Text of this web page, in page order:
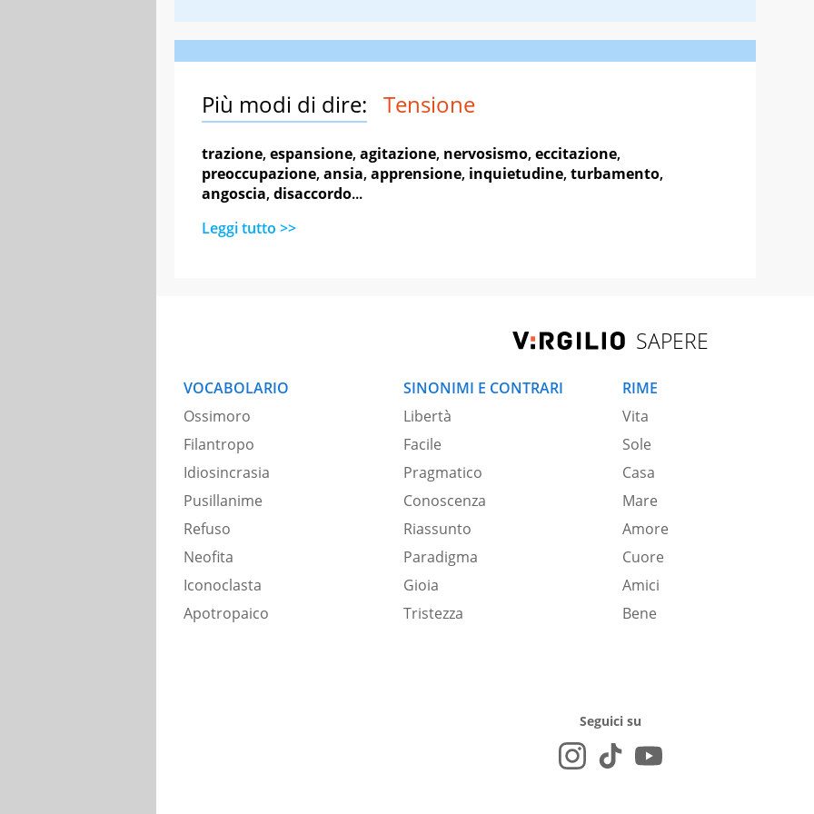
Più modi di dire: Tensione
trazione,espansione,agitazione, nervosismo,eccitazione,
preoccupazione,ansia,apprensione, inquietudine,turbamento,
angoscia,disaccordo...
Leggi tutto >>
SAPERE
VOCABOLARIO
Ossimoro
Filantropo
Idiosincrasia
Pusillanime
Refuso
Neofita
Iconoclasta
Apotropaico
SINONIMI E CONTRARI
Libertà
Facile
Pragmatico
Conoscenza
Riassunto
Paradigma
Gioia
Tristezza
RIME
Vita
Sole
Casa
Mare
Amore
Cuore
Amici
Bene
Seguici su